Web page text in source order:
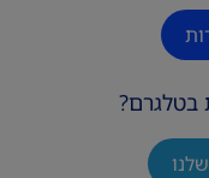
בטלגרם?